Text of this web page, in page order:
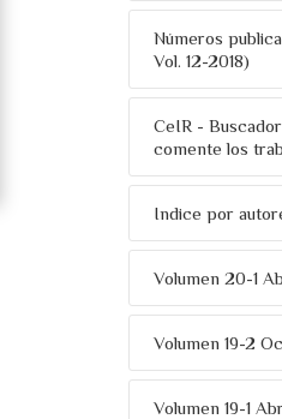
Números
Vol. 12-2018)
CeIR -
comente los
Indice por
Volumen 20-1
Volumen 19-2
Volumen 19-1